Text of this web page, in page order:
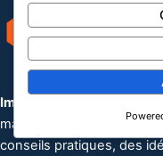
Immobilière de la Mothe
maison, de l’immobilier et
conseils pratiques, des